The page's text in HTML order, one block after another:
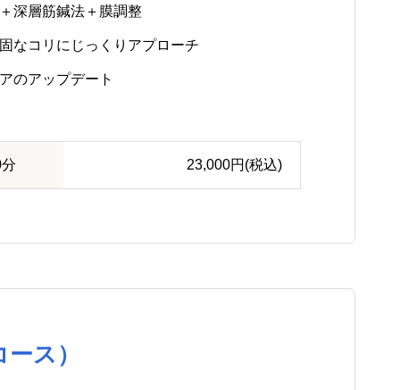
深層筋鍼法＋膜調整
なコリにじっくりアプローチ
のアップデート
23,000円(税込)
ス）